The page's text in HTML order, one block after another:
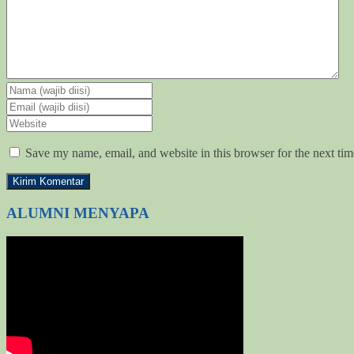
Save my name, email, and website in this browser for the next
ALUMNI MENYAPA